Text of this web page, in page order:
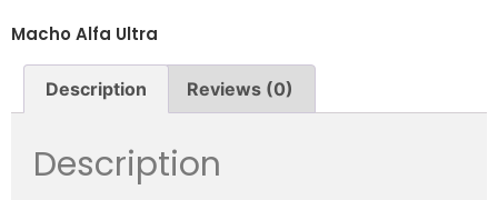
Macho Alfa Ultra
Description Reviews (0)
Description